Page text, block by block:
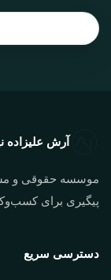
آرش علیزاده
موسسه حقوقی و
پیگیری برای
دسترسی سریع